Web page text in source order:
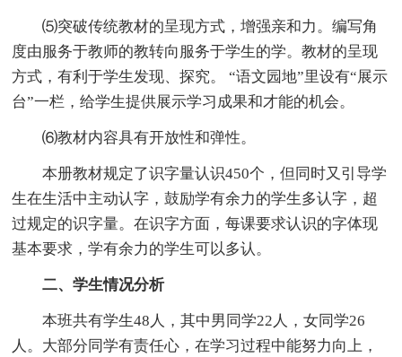
⑸突破传统教材的呈现方式，增强亲和力。编写角
度由服务于教师的教转向服务于学生的学。教材的呈现
方式，有利于学生发现、探究。 “语文园地”里设有“展示
台”一栏，给学生提供展示学习成果和才能的机会。
⑹教材内容具有开放性和弹性。
本册教材规定了识字量认识450个，但同时又引导学
生在生活中主动认字，鼓励学有余力的学生多认字，超
过规定的识字量。在识字方面，每课要求认识的字体现
基本要求，学有余力的学生可以多认。
二、学生情况分析
本班共有学生48人，其中男同学22人，女同学26
人。大部分同学有责任心，在学习过程中能努力向上，